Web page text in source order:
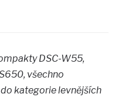
DSC-W55,
všechno
kategorie levnějších